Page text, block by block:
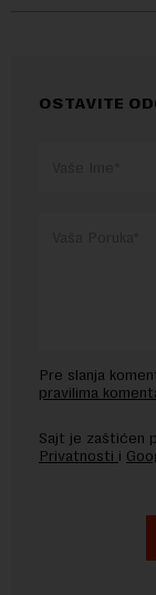
OSTAVITE
Pre slanja
pravilima
Sajt je zaštićen
Privatnosti i